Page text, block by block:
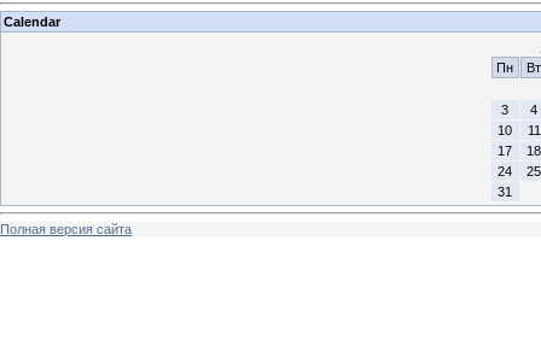
Calendar
Пн
Вт
3
4
10
11
17
18
24
25
31
Полная версия сайта